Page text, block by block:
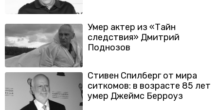
Умер актер из «Тайн
следствия» Дмитрий
Поднозов
Стивен Спилберг от мира
ситкомов: в возрасте 85 лет
умер Джеймс Берроуз